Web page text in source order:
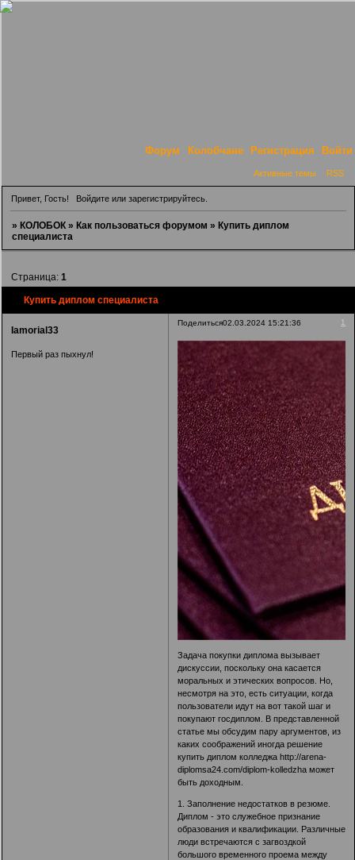
Форум Колобчане Регистрация Войти
Активные темы RSS
Привет, Гость! Войдитеили зарегистрируйтесь.
»КОЛОБОК »Как пользоваться форумом »Купить диплом
специалиста
Купить диплом специалиста
Страница:1
Поделиться 1
02.03.2024 15:21:36
Iamorial33
Первый раз пыхнул!
Задача покупки диплома вызывает
дискуссии, поскольку она касается
моральных и этических вопросов. Но,
несмотря на это, есть ситуации, когда
пользователи идут на вот такой шаг и
покупают госдиплом. В представленной
статье мы обсудим пару аргументов, из
каких соображений иногда решение
купить диплом колледжаhttp://arena-
diplomsa24.com/diplom-kolledzha может
быть доходным.
1. Заполнение недостатков в резюме.
Диплом - это служебное признание
образования и квалификации. Различные
люди встречаются с загвоздкой
большого временного проема между